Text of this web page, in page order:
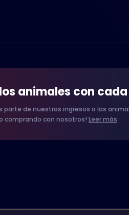
animales con
parte de nuestros ingresos a los
comprando con nosotros! Leer más